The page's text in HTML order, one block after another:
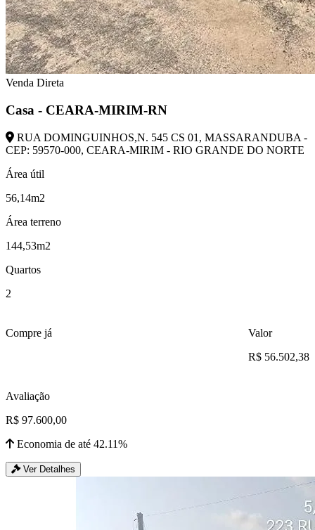
Venda Direta
Casa - CEARA-MIRIM-RN
RUA DOMINGUINHOS,N. 545 CS 01, MASSARANDUBA -
CEP: 59570-000, CEARA-MIRIM - RIO GRANDE DO NORTE
Área útil
56,14m2
Área terreno
144,53m2
Quartos
2
Compre já
Valor
R$ 56.502,38
Avaliação
R$ 97.600,00
Economia de até 42.11%
Ver Detalhes